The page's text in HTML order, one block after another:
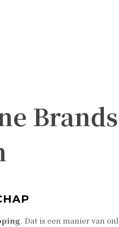
. Dat is een manier van